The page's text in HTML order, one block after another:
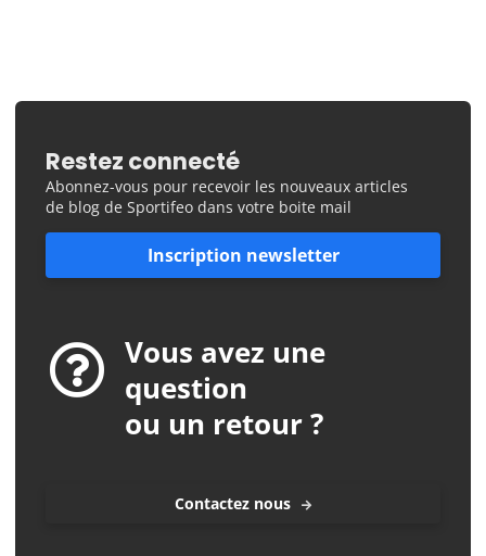
Restez connecté
Abonnez-vous pour recevoir les nouveaux articles
de blog de Sportifeo dans votre boite mail
Inscription newsletter
Vous avez une
question
ou un retour ?
Contactez nous